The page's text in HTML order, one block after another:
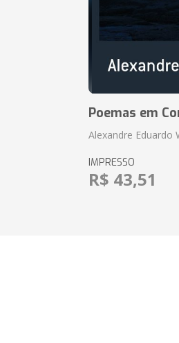
Poemas em
Alexandre Eduardo
IMPRESSO
R$ 43,51